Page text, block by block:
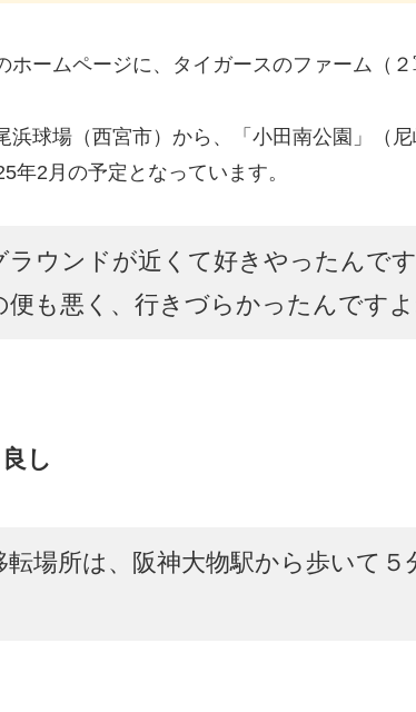
ホームページに、タイガースのファーム（
浜球場（西宮市）から、「小田南公園」（
年2月の予定となっています。
ラウンドが近くて好きやったんで
便も悪く、行きづらかったんです
し
転場所は、阪神大物駅から歩いて５